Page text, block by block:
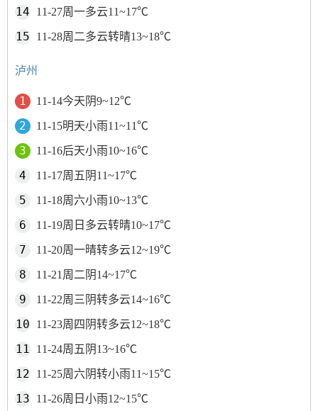
11-27周一多云11~17℃
11-28周二多云转晴13~18℃
泸州
11-14今天阴9~12℃
11-15明天小雨11~11℃
11-16后天小雨10~16℃
11-17周五阴11~17℃
11-18周六小雨10~13℃
11-19周日多云转晴10~17℃
11-20周一晴转多云12~19℃
11-21周二阴14~17℃
11-22周三阴转多云14~16℃
11-23周四阴转多云12~18℃
11-24周五阴13~16℃
11-25周六阴转小雨11~15℃
11-26周日小雨12~15℃